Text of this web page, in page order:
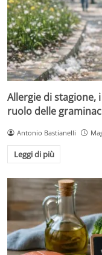
Allergie di stagione,
ruolo delle
Antonio Bastianelli
Leggi di più